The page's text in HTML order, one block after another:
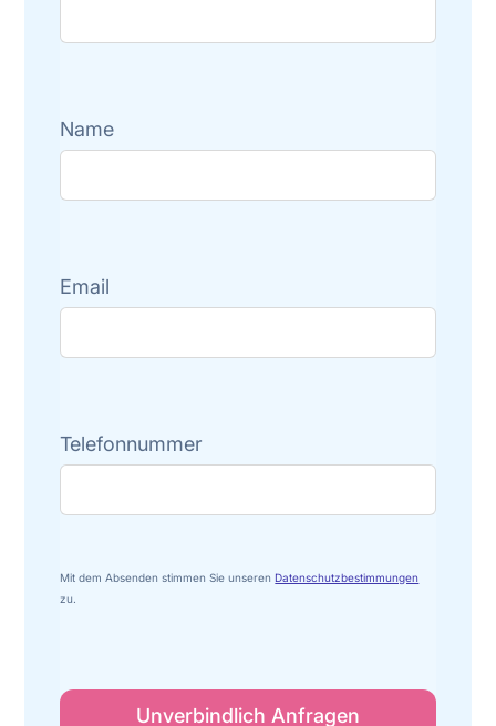
Name
Email
Telefonnummer
Mit dem Absenden stimmen Sie unserenDatenschutzbestimmungen
zu.